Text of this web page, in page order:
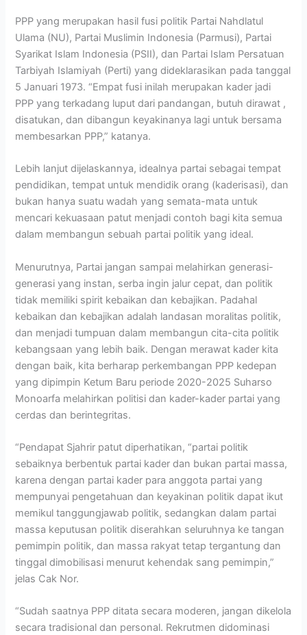
PPP yang merupakan hasil fusi politik Partai Nahdlatul
Ulama (NU), Partai Muslimin Indonesia (Parmusi), Partai
Syarikat Islam Indonesia (PSII), dan Partai Islam Persatuan
Tarbiyah Islamiyah (Perti) yang dideklarasikan pada tanggal
5 Januari 1973. “Empat fusi inilah merupakan kader jadi
PPP yang terkadang luput dari pandangan, butuh dirawat ,
disatukan, dan dibangun keyakinanya lagi untuk bersama
membesarkan PPP,” katanya.
Lebih lanjut dijelaskannya, idealnya partai sebagai tempat
pendidikan, tempat untuk mendidik orang (kaderisasi), dan
bukan hanya suatu wadah yang semata-mata untuk
mencari kekuasaan patut menjadi contoh bagi kita semua
dalam membangun sebuah partai politik yang ideal.
Menurutnya, Partai jangan sampai melahirkan generasi-
generasi yang instan, serba ingin jalur cepat, dan politik
tidak memiliki spirit kebaikan dan kebajikan. Padahal
kebaikan dan kebajikan adalah landasan moralitas politik,
dan menjadi tumpuan dalam membangun cita-cita politik
kebangsaan yang lebih baik. Dengan merawat kader kita
dengan baik, kita berharap perkembangan PPP kedepan
yang dipimpin Ketum Baru periode 2020-2025 Suharso
Monoarfa melahirkan politisi dan kader-kader partai yang
cerdas dan berintegritas.
“Pendapat Sjahrir patut diperhatikan, “partai politik
sebaiknya berbentuk partai kader dan bukan partai massa,
karena dengan partai kader para anggota partai yang
mempunyai pengetahuan dan keyakinan politik dapat ikut
memikul tanggungjawab politik, sedangkan dalam partai
massa keputusan politik diserahkan seluruhnya ke tangan
pemimpin politik, dan massa rakyat tetap tergantung dan
tinggal dimobilisasi menurut kehendak sang pemimpin,”
jelas Cak Nor.
“Sudah saatnya PPP ditata secara moderen, jangan dikelola
secara tradisional dan personal. Rekrutmen didominasi